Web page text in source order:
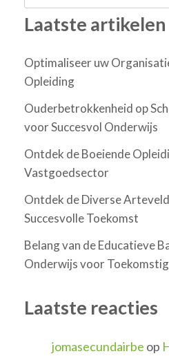
Laatste artikelen
Optimaliseer uw
Opleiding
Ouderbetrokkenheid op
voor Succesvol Onderwijs
Ontdek de Boeiende
Vastgoedsector
Ontdek de Diverse
Succesvolle Toekomst
Belang van de Educatieve
Onderwijs voor
Laatste reacties
jomasecundairbe op